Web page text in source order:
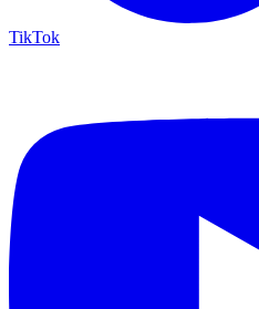
TikTok